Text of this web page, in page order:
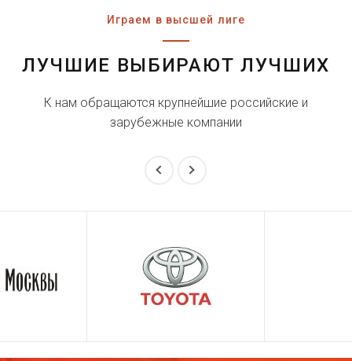
Играем в высшей лиге
ЛУЧШИЕ ВЫБИРАЮТ ЛУЧШИХ
К нам обращаются крупнейшие российские и
зарубежные компании